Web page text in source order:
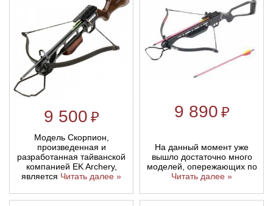
9 500 ₽
Модель Скорпион,
произведенная и
разработанная тайванской
компанией EK Archery,
является Читать далее »
9 890 ₽
На данный момент уже
вышло достаточно много
моделей, опережающих по
Читать далее »
Напальчники для классических луков
Перчатки для традиционных луков
Линейки для настройки лука
Кликеры для лука
Плунжеры для лука
Киссеры для лука
Метательные ножи
Охотничьи ножи